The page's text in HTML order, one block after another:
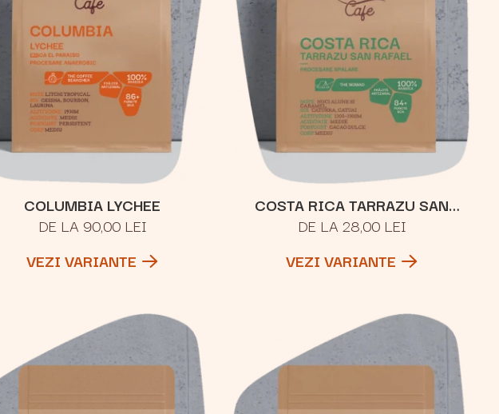
COLUMBIA LYCHEE
DE LA 90,00 LEI
VEZI VARIANTE
COSTA RICA TARRAZU SAN
RAFAEL
DE LA 28,00 LEI
VEZI VARIANTE